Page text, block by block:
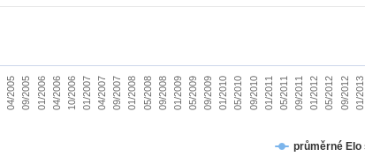
průměrné Elo
04/2005 09/2005 01/2006 04/2006 10/2006 01/2007 04/2007 09/2007 01/2008 05/2008 09/2008 01/2009 05/2009 09/2009 01/2010 05/2010 09/2010 01/2011 05/2011 09/2011 01/2012 05/2012 09/2012 01/2013